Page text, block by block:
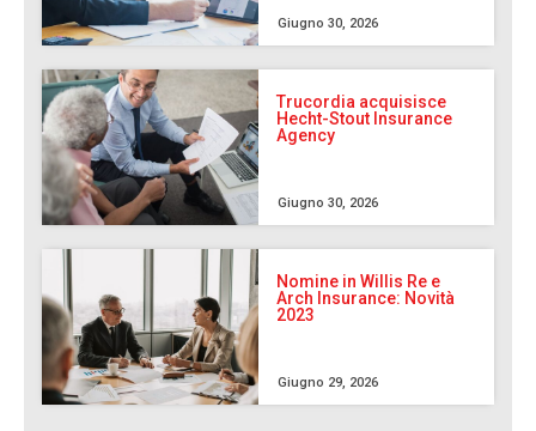
Giugno 30, 2026
Trucordia acquisisce
Hecht-Stout Insurance
Agency
Giugno 30, 2026
Nomine in Willis Re e
Arch Insurance: Novità
2023
Giugno 29, 2026